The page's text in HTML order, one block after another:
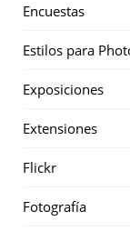
Encuestas
Estilos para
Exposiciones
Extensiones
Flickr
Fotografía